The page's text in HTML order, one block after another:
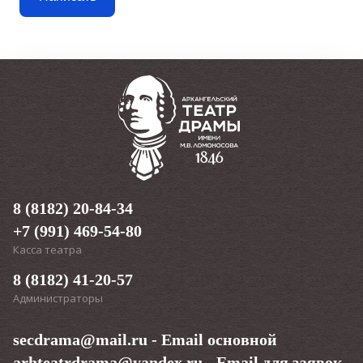
режиссёр спектакля
Текст «Поморских узлов» написала Нина Няникова. В
этом сезоне это уже второй спектакль после «Долго и
счастливо», появившийся в Архдраме по её
«Спектакль - встреча с воспоминаниями
нашего города. У Архангельска много баек, небылиц
и «былиц», которые мы собрали и переработали в
спектакль. Как знаете, «омут памяти» из Гарри Поттера.
В нашем омуте байки водятся. Это про узлы на память,
про узлы, что нужно разрубить и любая ассоциация на
эту тему, думаю, будет верна. Хочу вместо того, чтобы
говорить зрителю «к чему-то готовиться»,
предложить —НЕ ГОТОВИТЬСЯ НИ К ЧЕМУ, а просто
быть. Для нас это тоже эксперимент, так что предлагаю
нам быть в одной лодке»
Няникова.
Братушев, Александр Зимин, Екатерина Калинина, Павел
Каныгин, Константин Мокров, Эдуард Мурушкин, Виктор
8 (8182) 20-84-34
+7 (991) 469-54-80
Касса театра
8 (8182) 41-20-57
Администраторы
secdrama@mail.ru - Email основной